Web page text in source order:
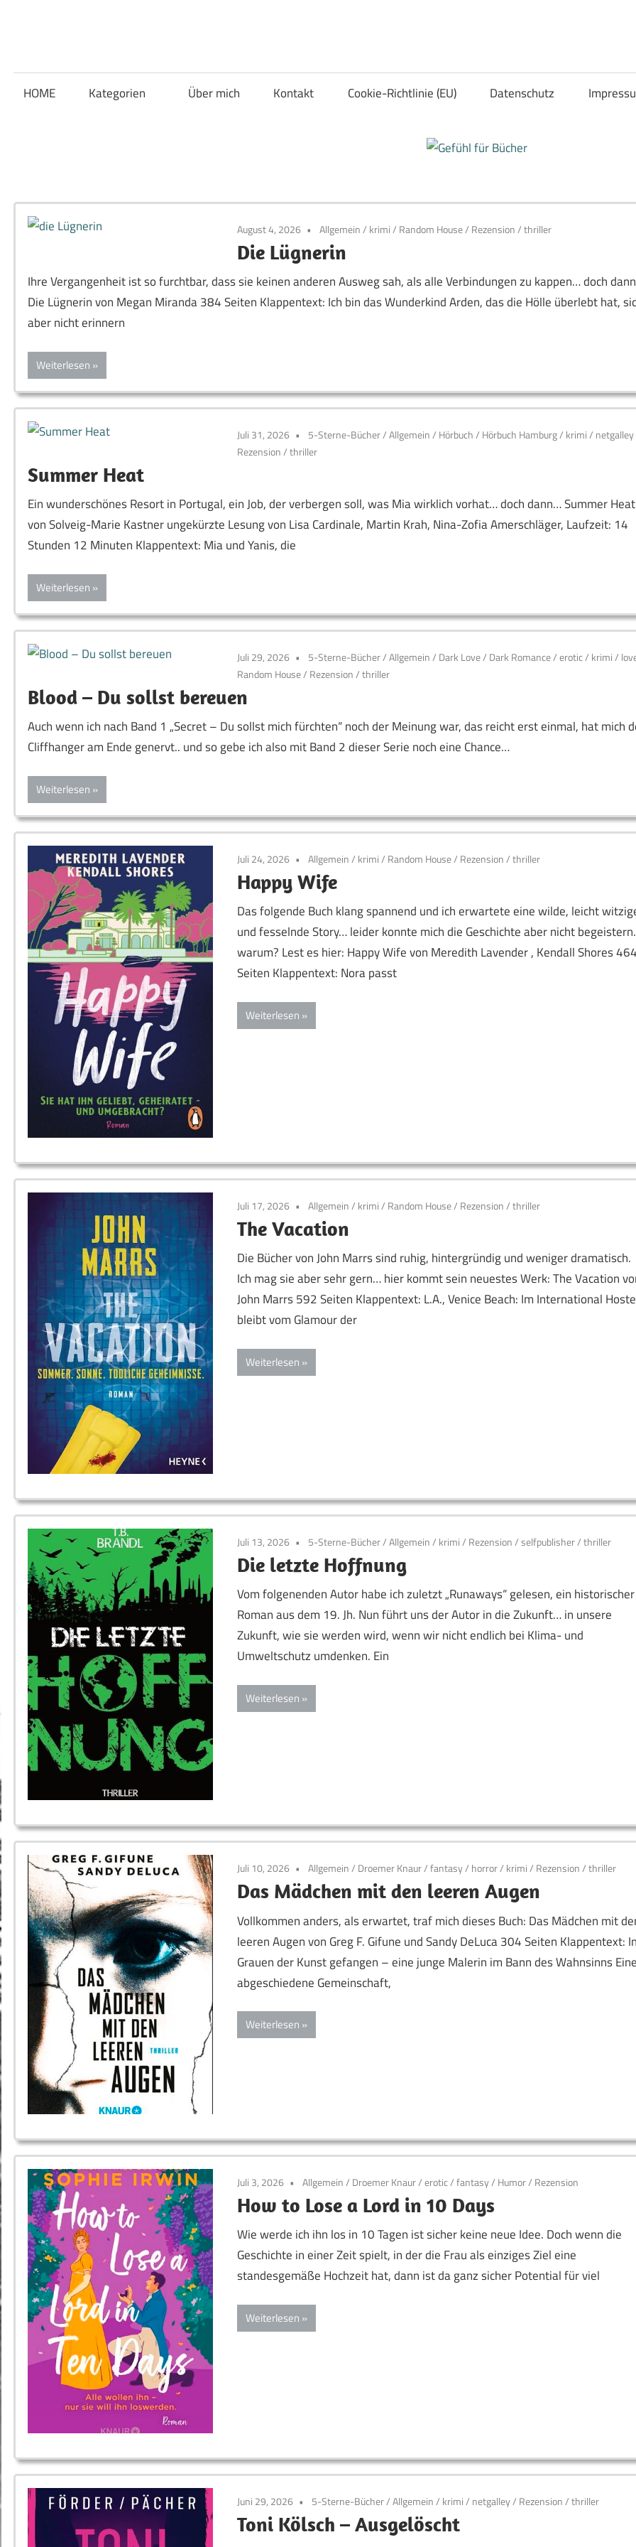
Gefühl
für
HOME Kategorien Über mich Kontakt Cookie-Richtlinie (EU) Datenschutz
August 4, 2026 Allgemein/ krimi/ Random House/ Rezension/thriller
Die Lügnerin
Ihre Vergangenheit ist so furchtbar, dass sie keinen anderen Ausweg sah, als alle Verbindungen zu kappen… doch
Die Lügnerin von Megan Miranda 384 Seiten Klappentext: Ich bin das Wunderkind Arden, das die Hölle überlebt hat,
aber nicht erinnern
Weiterlesen
Juli 31, 2026 5-Sterne-Bücher/Allgemein/ Hörbuch/ Hörbuch Hamburg/ krimi/ netgalley
Rezension/thriller
Summer Heat
Ein wunderschönes Resort in Portugal, ein Job, der verbergen soll, was Mia wirklich vorhat… doch dann… Summer Heat
von Solveig-Marie Kastner ungekürzte Lesung von Lisa Cardinale, Martin Krah, Nina-Zofia Amerschläger, Laufzeit: 14
Stunden 12 Minuten Klappentext: Mia und Yanis, die
Weiterlesen
Juli 29, 2026 5-Sterne-Bücher/Allgemein/ Dark Love/ Dark Romance/erotic/ krimi/
Random House/ Rezension/thriller
Blood – Du sollst bereuen
Auch wenn ich nach Band 1 „Secret – Du sollst mich fürchten“ noch der Meinung war, das reicht erst einmal, hat mich
Cliffhanger am Ende genervt.. und so gebe ich also mit Band 2 dieser Serie noch eine Chance…
Weiterlesen
Juli 24, 2026 Allgemein/ krimi/ Random House/ Rezension/thriller
Happy Wife
Das folgende Buch klang spannend und ich erwartete eine wilde, leicht
und fesselnde Story… leider konnte mich die Geschichte aber nicht
warum? Lest es hier: Happy Wife von Meredith Lavender , Kendall Shores
Seiten Klappentext: Nora passt
Weiterlesen
Juli 17, 2026 Allgemein/ krimi/ Random House/ Rezension/thriller
The Vacation
Die Bücher von John Marrs sind ruhig, hintergründig und weniger dramatisch.
Ich mag sie aber sehr gern… hier kommt sein neuestes Werk: The Vacation
John Marrs 592 Seiten Klappentext: L.A., Venice Beach: Im International
bleibt vom Glamour der
Weiterlesen
Juli 13, 2026 5-Sterne-Bücher/Allgemein/ krimi/ Rezension/selfpublisher/thriller
Die letzte Hoffnung
Vom folgenenden Autor habe ich zuletzt „Runaways“ gelesen, ein historischer
Roman aus dem 19. Jh. Nun führt uns der Autor in die Zukunft… in unsere
Zukunft, wie sie werden wird, wenn wir nicht endlich bei Klima- und
Umweltschutz umdenken. Ein
Weiterlesen
Juli 10, 2026 Allgemein/ Droemer Knaur/fantasy/ horror/ krimi/ Rezension/thriller
Das Mädchen mit den leeren Augen
Vollkommen anders, als erwartet, traf mich dieses Buch: Das Mädchen mit
leeren Augen von Greg F. Gifune und Sandy DeLuca 304 Seiten Klappentext:
Grauen der Kunst gefangen – eine junge Malerin im Bann des Wahnsinns
abgeschiedene Gemeinschaft,
Weiterlesen
Juli 3, 2026 Allgemein/ Droemer Knaur/erotic/fantasy/ Humor/ Rezension
How to Lose a Lord in 10 Days
Wie werde ich ihn los in 10 Tagen ist sicher keine neue Idee. Doch wenn die
Geschichte in einer Zeit spielt, in der die Frau als einziges Ziel eine
standesgemäße Hochzeit hat, dann ist da ganz sicher Potential für viel
Weiterlesen
Juni 29, 2026 5-Sterne-Bücher/Allgemein/ krimi/ netgalley/ Rezension/thriller
Toni Kölsch – Ausgelöscht